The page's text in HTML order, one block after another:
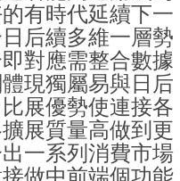
有時代延續下一
后續多維一層勢
對應需整合數據
現獨屬易與日后
展優勢使連接各
展質量高做到更
一系列消費市場
做中前端個功能